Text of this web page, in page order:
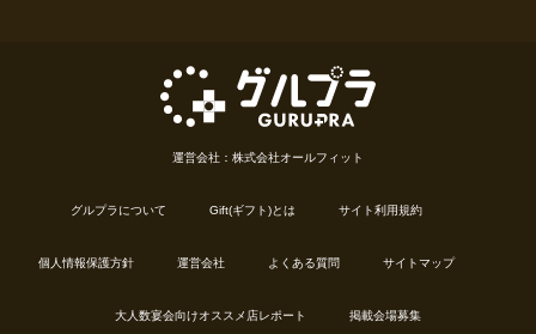
運営会社：株式会社オールフィット
グルプラについて Gift(ギフト)とは サイト利用規約
個人情報保護方針 運営会社 よくある質問 サイトマップ
大人数宴会向けオススメ店レポート 掲載会場募集